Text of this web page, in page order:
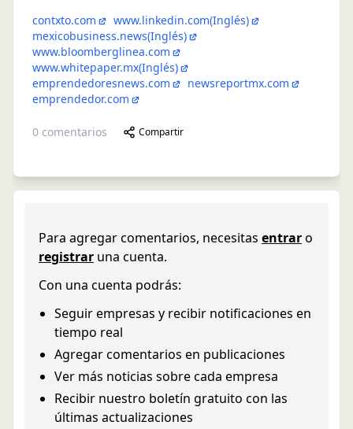
contxto.com
www.linkedin.com(Inglés)
mexicobusiness.news(Inglés)
www.bloomberglinea.com
www.whitepaper.mx(Inglés)
emprendedoresnews.com
newsreportmx.com
emprendedor.com
0 comentarios Compartir
Para agregar comentarios, necesitas entraro
registrar una cuenta.
Con una cuenta podrás:
Seguir empresas y recibir notificaciones en
tiempo real
Agregar comentarios en publicaciones
Ver más noticias sobre cada empresa
Recibir nuestro boletín gratuito con las
últimas actualizaciones